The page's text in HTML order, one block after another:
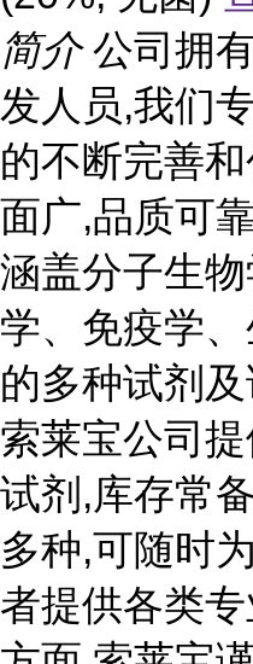
简介 公司拥
发人员,我们
的不断完善
面广,品质可
涵盖分子生
学、免疫学
的多种试剂
索莱宝公司
试剂,库存常
多种,可随时
者提供各类